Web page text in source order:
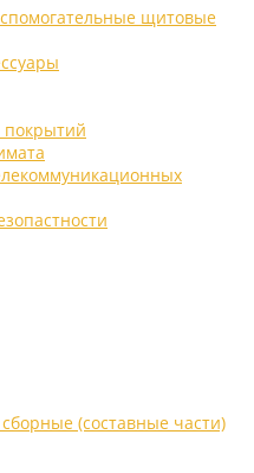
щитовые
покрытий
(составные части)